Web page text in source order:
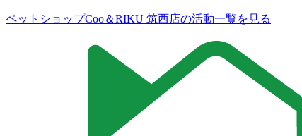
ペットショップCoo＆RIKU 筑西店の活動一覧を見る